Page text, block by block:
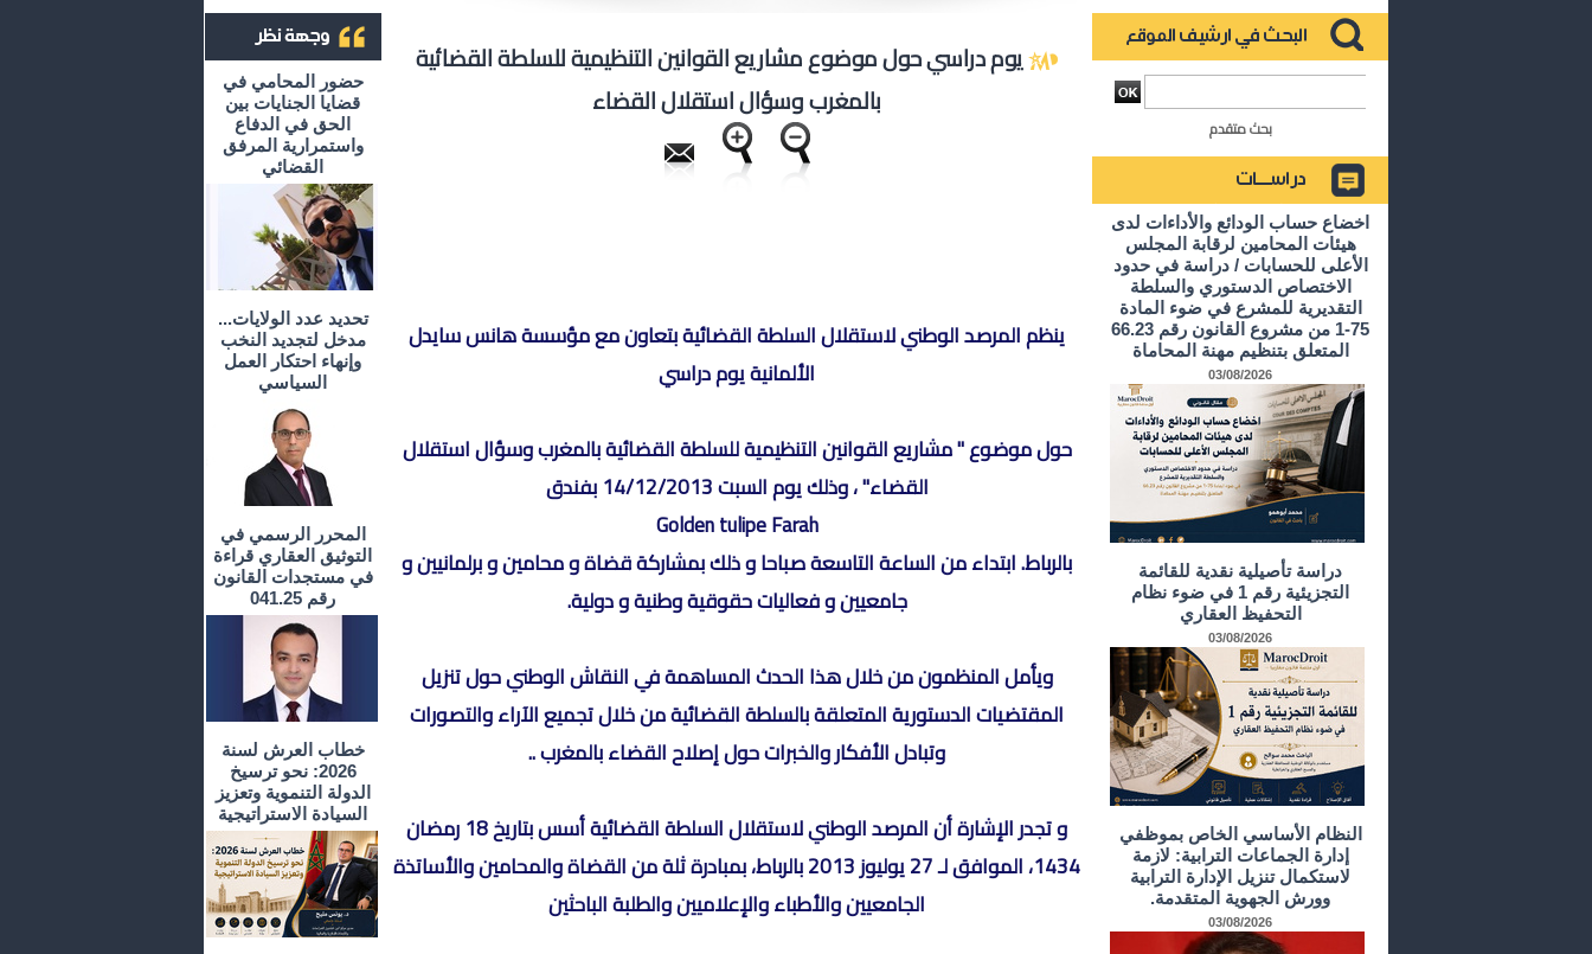
حضور المحامي في
قضايا الجنايات بين
الحق في الدفاع
واستمرارية المرفق
القضائي
تحديد عدد الولايات...
مدخل لتجديد النخب
وإنهاء احتكار العمل
السياسي
المحرر الرسمي في
التوثيق العقاري قراءة
في مستجدات القانون
رقم 041.25
خطاب العرش لسنة
2026: نحو ترسيخ
الدولة التنموية وتعزيز
السيادة الاستراتيجية
يوم دراسي حول موضوع مشاريع القوانين التنظيمية للسلطة القضائية
بالمغرب وسؤال استقلال القضاء
ينظم المرصد الوطني لاستقلال السلطة القضائية بتعاون مع مؤسسة هانس سايدل
الألمانية يوم دراسي
حول موضوع " مشاريع القوانين التنظيمية للسلطة القضائية بالمغرب وسؤال استقلال
القضاء" ، وذلك يوم السبت 14/12/2013 بفندق
Golden tulipe Farah
بالرباط. ابتداء من الساعة التاسعة صباحا و ذلك بمشاركة قضاة و محامين و برلمانيين و
جامعيين و فعاليات حقوقية وطنية و دولية.
ويأمل المنظمون من خلال هذا الحدث المساهمة في النقاش الوطني حول تنزيل
المقتضيات الدستورية المتعلقة بالسلطة القضائية من خلال تجميع الآراء والتصورات
وتبادل الأفكار والخبرات حول إصلاح القضاء بالمغرب ..
و تجدر الإشارة أن المرصد الوطني لاستقلال السلطة القضائية أسس بتاريخ 18 رمضان
1434، الموافق لـ 27 يوليوز 2013 بالرباط، بمبادرة ثلة من القضاة والمحامين والأساتذة
الجامعيين والأطباء والإعلاميين والطلبة الباحثين
بحث متقدم
اخضاع حساب الودائع والأداءات لدى
هيئات المحامين لرقابة المجلس
الأعلى للحسابات / دراسة في حدود
الاختصاص الدستوري والسلطة
التقديرية للمشرع في ضوء المادة
75-1 من مشروع القانون رقم 66.23
المتعلق بتنظيم مهنة المحاماة
03/08/2026
دراسة تأصيلية نقدية للقائمة
التجزيئية رقم 1 في ضوء نظام
التحفيظ العقاري
03/08/2026
النظام الأساسي الخاص بموظفي
إدارة الجماعات الترابية: لازمة
لاستكمال تنزيل الإدارة الترابية
وورش الجهوية المتقدمة.
03/08/2026